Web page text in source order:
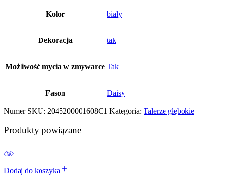
Kolor biały
Dekoracja tak
Możliwość mycia w zmywarce Tak
Fason Daisy
Numer SKU: 2045200001608C1 Kategoria: Talerze głębokie
Produkty powiązane
Dodaj do koszyka